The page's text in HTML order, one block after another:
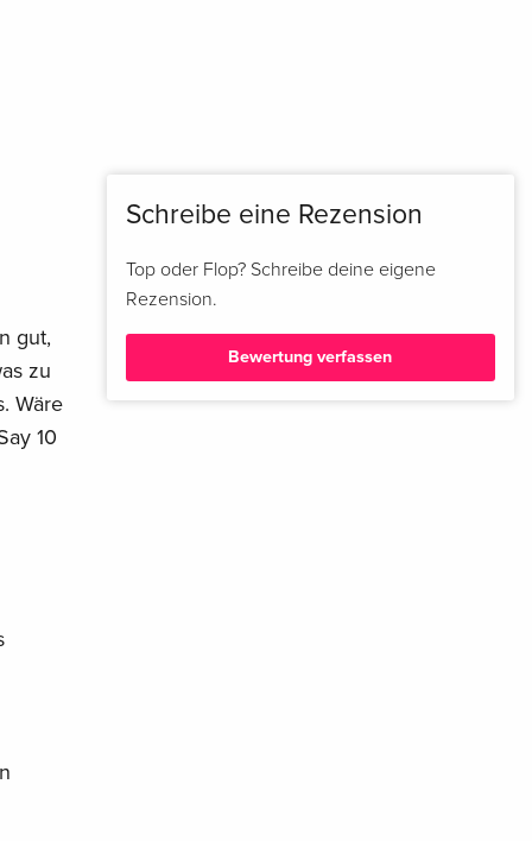
gut,
zu
Wäre
10
Schreibe eine Rezension
Top oder Flop? Schreibe deine eigene
Rezension.
Bewertung verfassen